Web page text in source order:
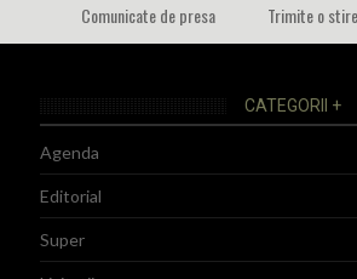
Comunicate de presa
Trimite o stire
CATEGORII +
Agenda
Editorial
Super